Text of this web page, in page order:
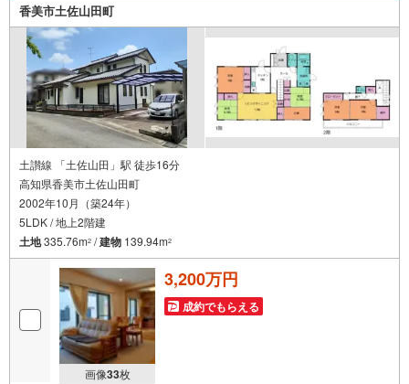
香美市土佐山田町
土讃線 「土佐山田」駅 徒歩16分
高知県香美市土佐山田町
2002年10月（築24年）
5LDK / 地上2階建
土地335.76m2 /建物 139.94m2
画像33枚
3,200万円
成約でもらえる